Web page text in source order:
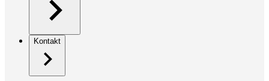
Kontakt